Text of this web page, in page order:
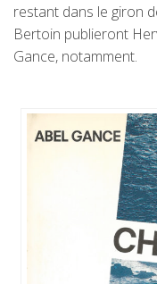
restant dans le giron
Bertoin publieront
Gance, notamment.